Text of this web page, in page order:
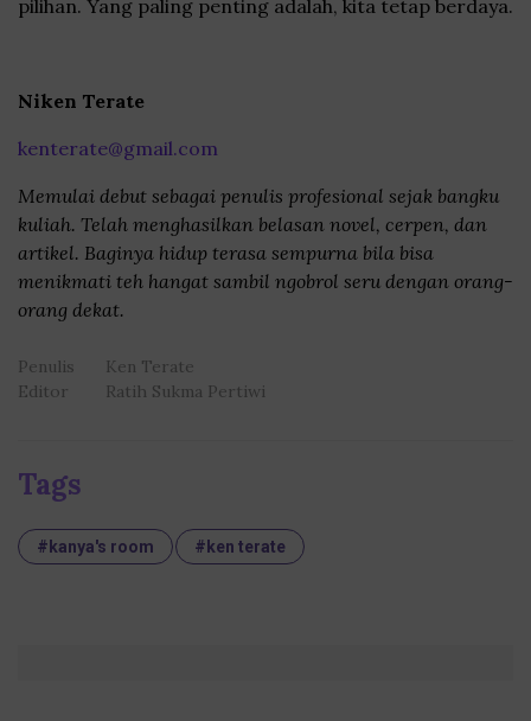
pilihan. Yang paling penting adalah, kita tetap berdaya.
Niken Terate
kenterate@gmail.com
Memulai debut sebagai penulis profesional sejak bangku
kuliah. Telah menghasilkan belasan novel, cerpen, dan
artikel. Baginya hidup terasa sempurna bila bisa
menikmati teh hangat sambil ngobrol seru dengan orang-
orang dekat.
Penulis
Ken Terate
Editor
Ratih Sukma Pertiwi
Tags
#kanya's room #ken terate